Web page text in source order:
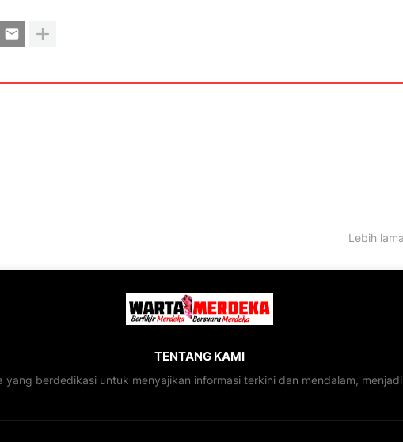
Lebih lama
TENTANG KAMI
yang berdedikasi untuk menyajikan informasi terkini dan mendalam,